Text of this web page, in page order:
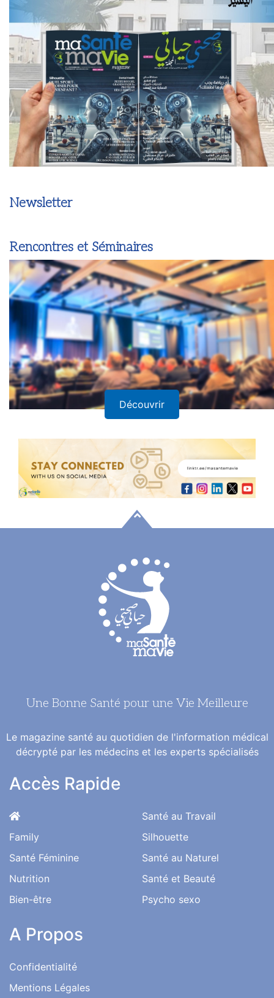
Newsletter
Rencontres et Séminaires
Découvrir
Une Bonne Santé pour une Vie Meilleure
Le magazine santé au quotidien de l'information médical
décrypté par les médecins et les experts spécialisés
Accès Rapide
Family
Santé Féminine
Nutrition
Bien-être
Santé au Travail
Silhouette
Santé au Naturel
Santé et Beauté
Psycho sexo
A Propos
Confidentialité
Mentions Légales